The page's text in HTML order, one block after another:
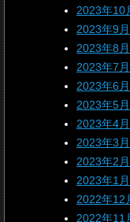
2023年10
2023年9月
2023年8月
2023年7月
2023年6月
2023年5月
2023年4月
2023年3月
2023年2月
2023年1月
2022年12
2022年11